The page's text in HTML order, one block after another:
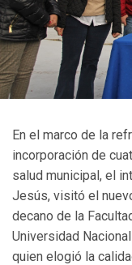
En el marco de la
incorporación de
salud municipal, el
Jesús, visitó el
decano de la
Universidad
quien elogió la